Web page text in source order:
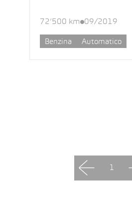
72’500 km 09/2019
Benzina Automatico
1